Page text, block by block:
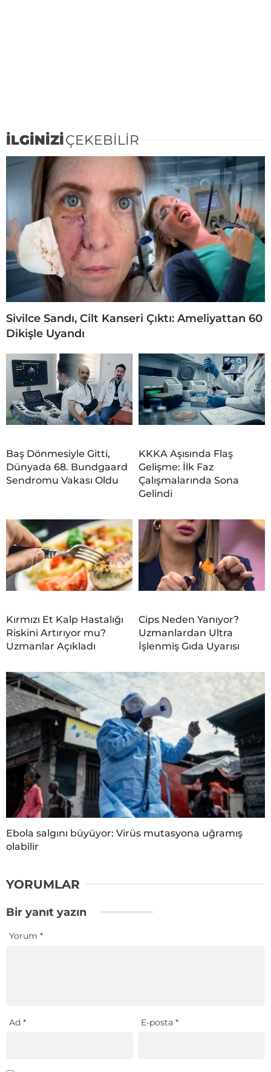
İLGİNİZİÇEKEBİLİR
Sivilce Sandı, Cilt Kanseri Çıktı: Ameliyattan 60
Dikişle Uyandı
Baş Dönmesiyle Gitti,
Dünyada 68. Bundgaard
Sendromu Vakası Oldu
KKKA Aşısında Flaş
Gelişme: İlk Faz
Çalışmalarında Sona
Gelindi
Kırmızı Et Kalp Hastalığı
Riskini Artırıyor mu?
Uzmanlar Açıkladı
Cips Neden Yanıyor?
Uzmanlardan Ultra
İşlenmiş Gıda Uyarısı
Ebola salgını büyüyor: Virüs mutasyona uğramış
olabilir
YORUMLAR
Bir yanıt yazın
Yorum *
Ad * E-posta*